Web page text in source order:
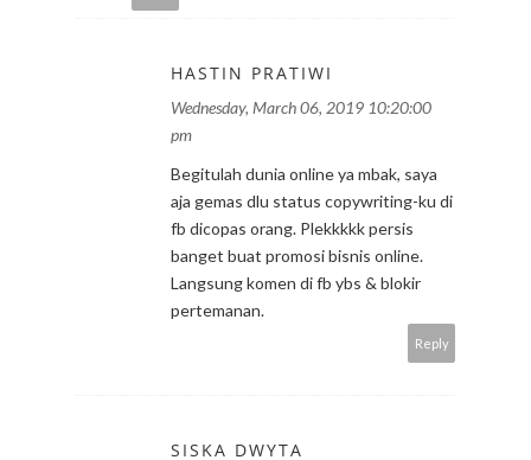
HASTIN PRATIWI
Wednesday, March 06, 2019 10:20:00
pm
Begitulah dunia online ya mbak, saya
aja gemas dlu status copywriting-ku di
fb dicopas orang. Plekkkkk persis
banget buat promosi bisnis online.
Langsung komen di fb ybs & blokir
pertemanan.
Reply
SISKA DWYTA